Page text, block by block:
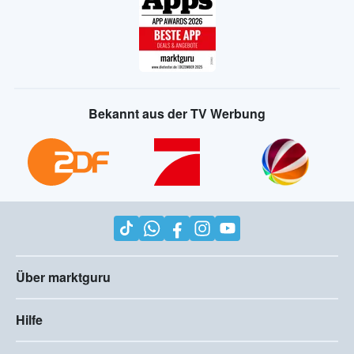
Bekannt aus der TV Werbung
Über marktguru
Hilfe